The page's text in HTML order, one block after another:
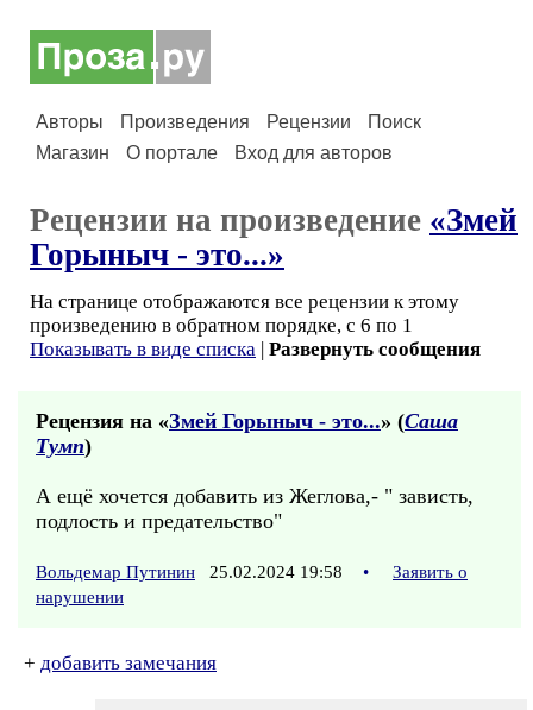
Авторы Произведения Рецензии
Поиск
Магазин
О портале Вход для авторов
Рецензии на произведение «Змей
Горыныч - это...»
На странице отображаются все рецензии к этому
произведению в обратном порядке, с 6 по 1
Показывать в виде списка | Развернуть сообщения
Рецензия на «Змей Горыныч - это...» (Саша
Тумп)
А ещё хочется добавить из Жеглова,- " зависть,
подлость и предательство"
Вольдемар Путинин 25.02.2024 19:58 •
Заявить о
нарушении
+ добавить замечания